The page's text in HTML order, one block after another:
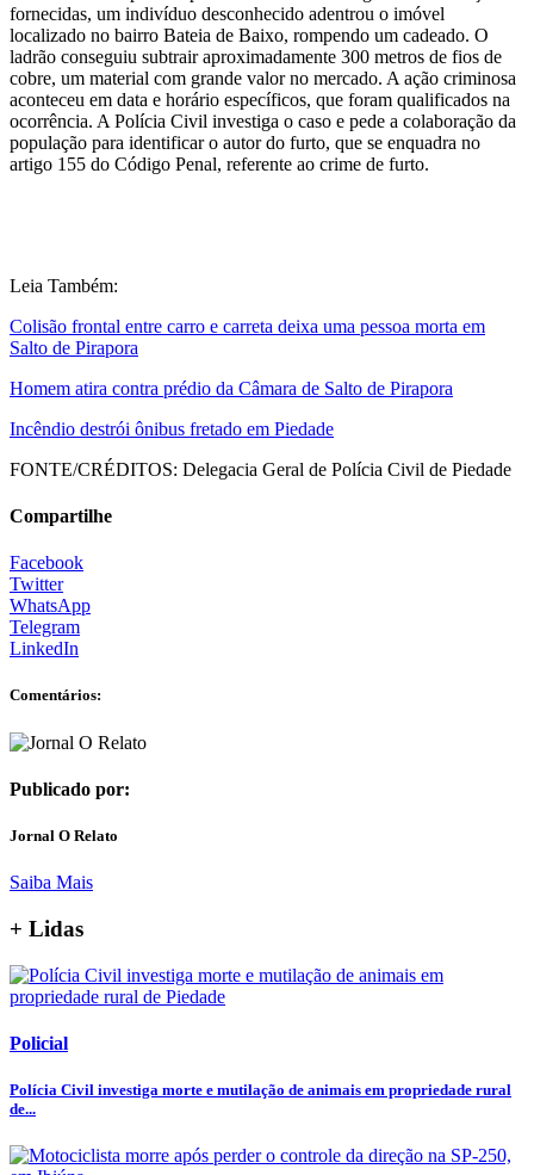
fornecidas, um indivíduo desconhecido adentrou o imóvel
localizado no bairro Bateia de Baixo, rompendo um cadeado. O
ladrão conseguiu subtrair aproximadamente 300 metros de fios de
cobre, um material com grande valor no mercado. A ação criminosa
aconteceu em data e horário específicos, que foram qualificados na
ocorrência. A Polícia Civil investiga o caso e pede a colaboração da
população para identificar o autor do furto, que se enquadra no
artigo 155 do Código Penal, referente ao crime de furto.
Leia Também:
Colisão frontal entre carro e carreta deixa uma pessoa morta em
Salto de Pirapora
Homem atira contra prédio da Câmara de Salto de Pirapora
Incêndio destrói ônibus fretado em Piedade
FONTE/CRÉDITOS: Delegacia Geral de Polícia Civil de Piedade
Compartilhe
Facebook
Twitter
WhatsApp
Telegram
LinkedIn
Comentários:
Publicado por:
Jornal O Relato
Saiba Mais
+ Lidas
Policial
Polícia Civil investiga morte e mutilação de animais em propriedade rural
de...